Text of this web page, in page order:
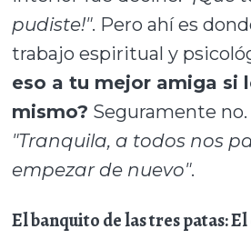
pudiste!". Pero ahí es
trabajo espiritual y
eso a tu mejor amiga si
mismo? Seguramente no.
"Tranquila, a todos nos
empezar de nuevo".
El banquito de las tres patas: